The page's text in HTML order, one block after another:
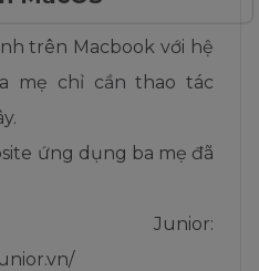
trên Macbook với hệ
mẹ chỉ cần thao tác
ứng dụng ba mẹ đã
Junior: